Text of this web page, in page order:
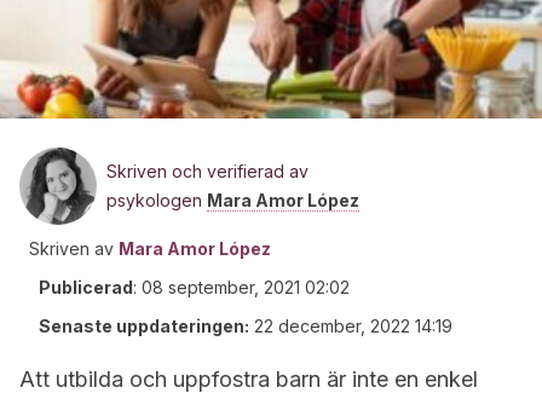
Skriven och verifierad av
psykologen Mara Amor López
Skriven av Mara Amor López
Publicerad: 08 september, 2021 02:02
Senaste uppdateringen: 22 december, 2022 14:19
Att utbilda och uppfostra barn är inte en enkel